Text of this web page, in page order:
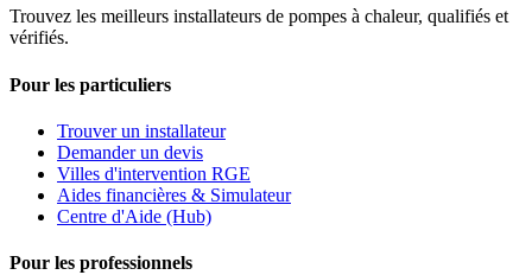
Trouvez les meilleurs installateurs de pompes à chaleur, qualifiés et
vérifiés.
Pour les particuliers
Trouver un installateur
Demander un devis
Villes d'intervention RGE
Aides financières & Simulateur
Centre d'Aide (Hub)
Pour les professionnels